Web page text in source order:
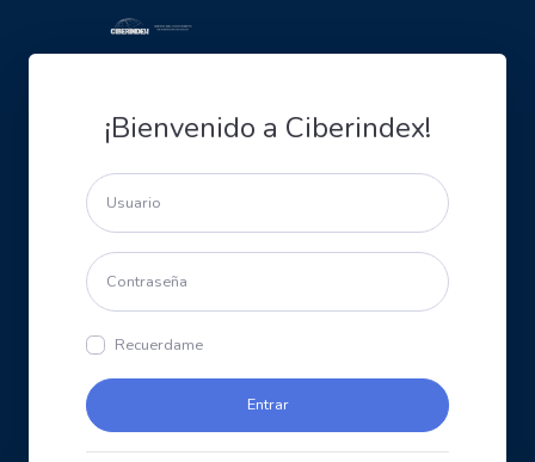
¡Bienvenido a Ciberindex!
Recuerdame